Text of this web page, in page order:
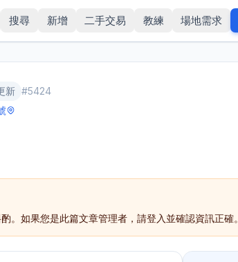
搜尋 新增 二手交易 教練 場地需求
新 #5424
。如果您是此篇文章管理者，請登入並確認資訊正確。